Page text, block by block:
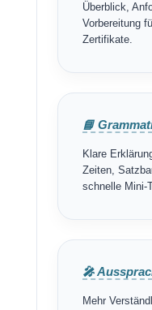
Überblick,
Vorbereitung
Zertifikate.
📘
Klare
Zeiten,
schnelle Mini-
🎤
Mehr